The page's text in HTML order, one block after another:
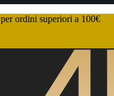
per ordini superiori a 100€